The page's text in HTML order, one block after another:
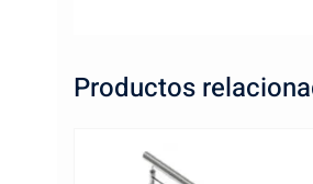
Productos